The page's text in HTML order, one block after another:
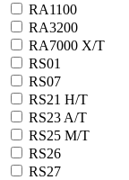
RA1100
RA3200
RA7000 X/T
RS01
RS07
RS21 H/T
RS23 A/T
RS25 M/T
RS26
RS27